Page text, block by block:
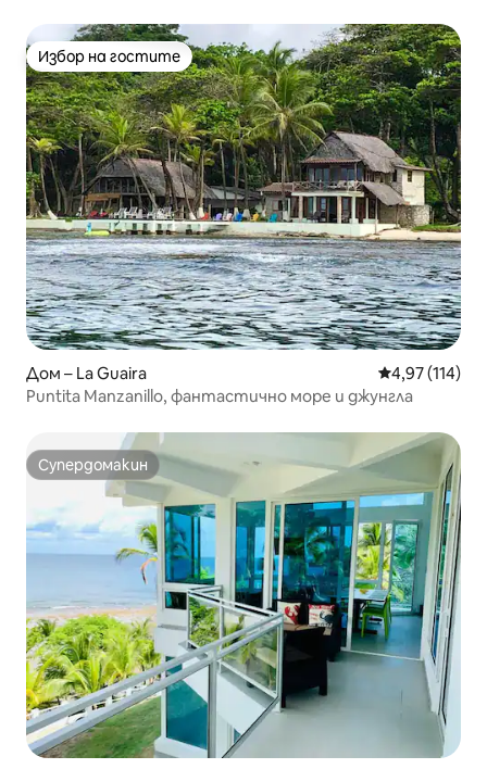
Избор на гостите
Избор на гостите
Дом – La Guaira Средна
4,97 (114)
Puntita Manzanillo, фантастично море и джунгла
Супердомакин
Супердомакин